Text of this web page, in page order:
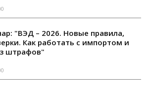
"ВЭД – 2026. Новые правила,
Как работать с импортом и
штрафов"